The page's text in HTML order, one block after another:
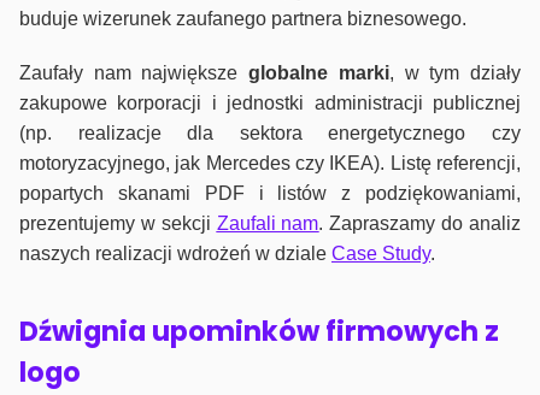
buduje wizerunek zaufanego partnera biznesowego.
Zaufały nam największeglobalne marki, w tym działy
zakupowe korporacji i jednostki administracji publicznej
(np. realizacje dla sektora energetycznego czy
motoryzacyjnego, jak Mercedes czy IKEA). Listę referencji,
popartych skanami PDF i listów z podziękowaniami,
prezentujemy w sekcji Zaufali nam. Zapraszamy do analiz
naszych realizacji wdrożeń w dziale Case Study.
Dźwignia upominków firmowych z
logo